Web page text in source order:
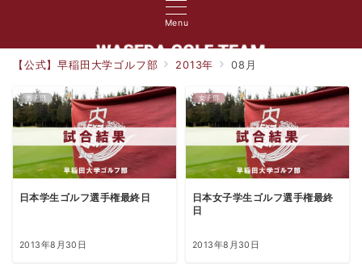
Menu
【公式】早稲田大学ゴルフ部 2013年 08月
男子部
日本学生ゴルフ選手権最終日
2013年8月30日
女子部
日本女子学生ゴルフ選手権最終
日
2013年8月30日